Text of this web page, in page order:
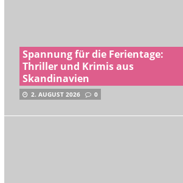
Spannung für die Ferientage:
Thriller und Krimis aus
Skandinavien
2. AUGUST 2026 0